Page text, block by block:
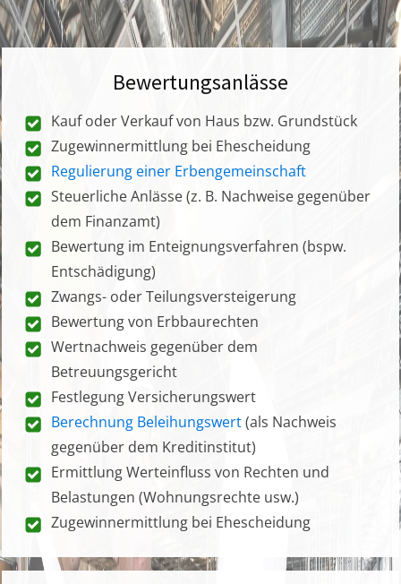
Bewertungsanlässe
Kauf oder Verkauf von Haus bzw. Grundstück
Zugewinnermittlung bei Ehescheidung
Regulierung einer Erbengemeinschaft
Steuerliche Anlässe (z. B. Nachweise gegenüber
dem Finanzamt)
Bewertung im Enteignungsverfahren (bspw.
Entschädigung)
Zwangs- oder Teilungsversteigerung
Bewertung von Erbbaurechten
Wertnachweis gegenüber dem
Betreuungsgericht
Festlegung Versicherungswert
Berechnung Beleihungswert(als Nachweis
gegenüber dem Kreditinstitut)
Ermittlung Werteinfluss von Rechten und
Belastungen (Wohnungsrechte usw.)
Zugewinnermittlung bei Ehescheidung